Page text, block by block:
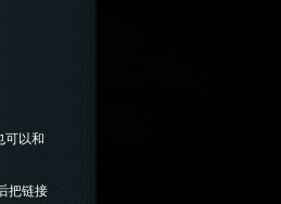
可以和
把链接